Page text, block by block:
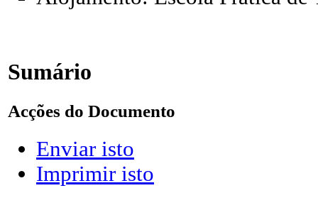
Sumário
Acções do Documento
Enviar isto
Imprimir isto